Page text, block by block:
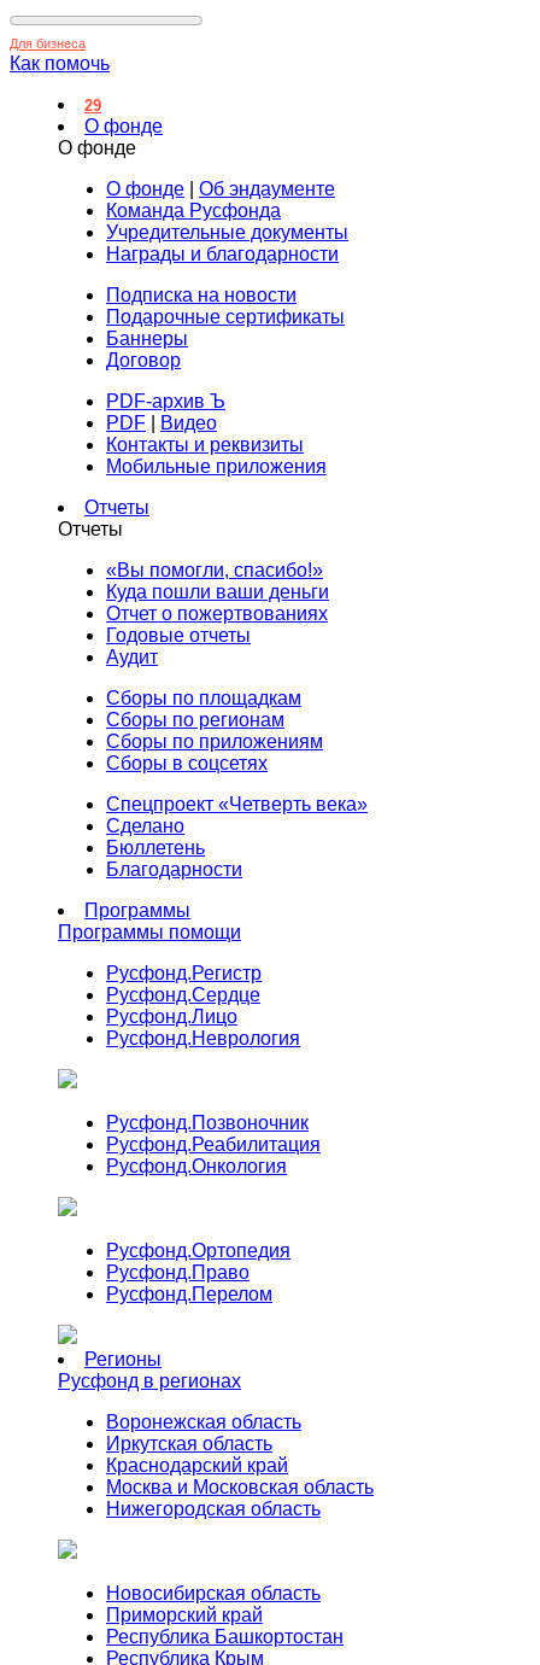
Для бизнеса
Как помочь
29
О фонде
О фонде
О фонде
Об эндаументе
Команда Русфонда
Учредительные документы
Награды и благодарности
Подписка на новости
Подарочные сертификаты
Баннеры
Договор
PDF-архив Ъ
PDF
Видео
Контакты и реквизиты
Мобильные приложения
Отчеты
Отчеты
«Вы помогли, спасибо!»
Куда пошли ваши деньги
Отчет о пожертвованиях
Годовые отчеты
Аудит
Сборы по площадкам
Сборы по регионам
Сборы по приложениям
Сборы в соцсетях
Спецпроект «Четверть века»
Сделано
Бюллетень
Благодарности
Программы
Программы помощи
Русфонд.Регистр
Русфонд.Сердце
Русфонд.Лицо
Русфонд.Неврология
Русфонд.Позвоночник
Русфонд.Реабилитация
Русфонд.Онкология
Русфонд.Ортопедия
Русфонд.Право
Русфонд.Перелом
Регионы
Русфонд в регионах
Воронежская область
Иркутская область
Краснодарский край
Москва и Московская область
Нижегородская область
Новосибирская область
Приморский край
Республика Башкортостан
Республика Крым